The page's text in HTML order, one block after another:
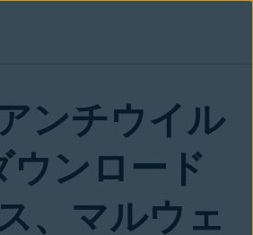
ンチウイル
ウンロード
、マルウェ